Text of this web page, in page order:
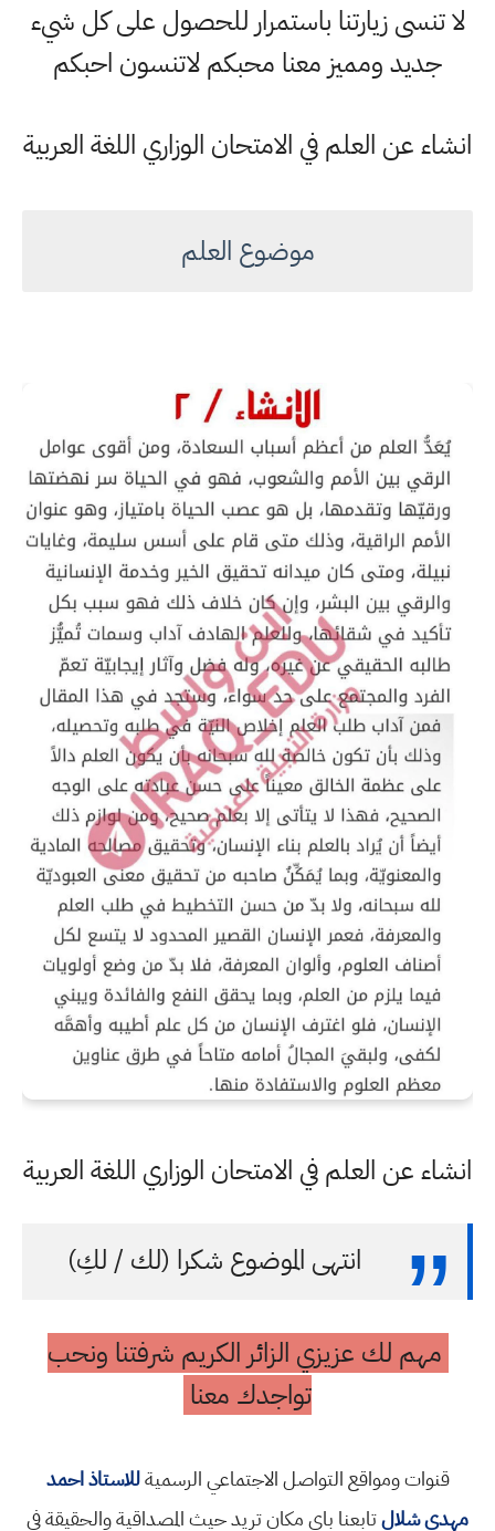
لا تنسى زيارتنا باستمرار للحصول على كل شيء
جديد ومميز معنا محبكم لاتنسون احبكم
انشاء عن العلم في الامتحان الوزاري اللغة العربية
موضوع العلم
انشاء عن العلم في الامتحان الوزاري اللغة العربية
انتهى الموضوع شكرا (لك / لكِ)
مهم لك عزيزي الزائر الكريم شرفتنا ونحب
تواجدك معنا
قنوات ومواقع التواصل الاجتماعي الرسميةللاستاذ احمد
مهدي شلالتابعنا باي مكان تريد حيث المصداقية والحقيقة في